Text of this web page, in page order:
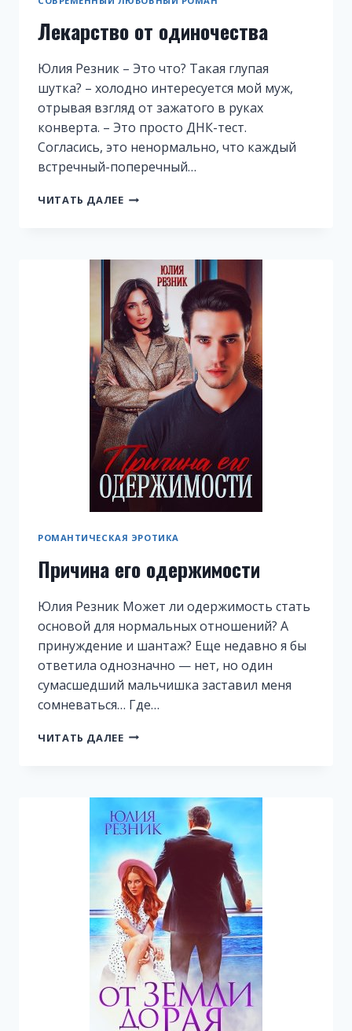
Лекарство от одиночества
Юлия Резник – Это что? Такая глупая
шутка? – холодно интересуется мой муж,
отрывая взгляд от зажатого в руках
конверта. – Это просто ДНК-тест.
Согласись, это ненормально, что каждый
встречный-поперечный…
ЧИТАТЬ ДАЛЕЕ ЛЕКАРСТВО
РОМАНТИЧЕСКАЯ ЭРОТИКА
Причина его одержимости
Юлия Резник Может ли одержимость стать
основой для нормальных отношений? А
принуждение и шантаж? Еще недавно я бы
ответила однозначно — нет, но один
сумасшедший мальчишка заставил меня
сомневаться… Где…
ЧИТАТЬ ДАЛЕЕ ПРИЧИНА